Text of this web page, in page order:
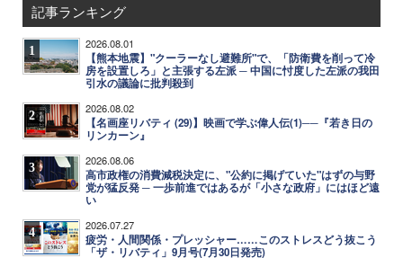
記事ランキング
1 2026.08.01
【熊本地震】"クーラーなし避難所"で、「防衛費を削って冷
房を設置しろ」と主張する左派 ─ 中国に忖度した左派の我田
引水の議論に批判殺到
2 2026.08.02
【名画座リバティ (29)】映画で学ぶ偉人伝(1)──『若き日の
リンカーン』
3 2026.08.06
高市政権の消費減税決定に、"公約に掲げていた"はずの与野
党が猛反発 ─ 一歩前進ではあるが「小さな政府」にはほど遠
い
4 2026.07.27
疲労・人間関係・プレッシャー……このストレスどう抜こう
「ザ・リバティ」9月号(7月30日発売)